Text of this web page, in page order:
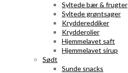
Syltede bær & frugter
Syltede grøntsager
Kryddereddiker
Krydderolier
Hjemmelavet saft
Hjemmelavet sirup
Sødt
Sunde snacks